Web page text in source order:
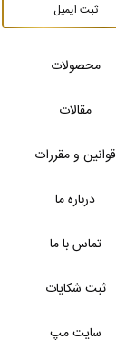
ثبت ایمیل
محصولات
مقالات
قوانین و مقررات
درباره ما
تماس با ما
ثبت شکایات
سایت مپ